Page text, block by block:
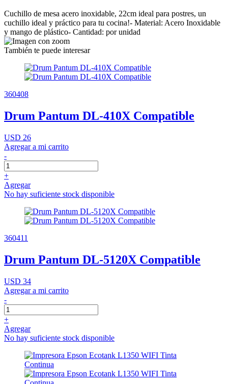
Cuchillo de mesa acero inoxidable, 22cm ideal para postres, un
cuchillo ideal y práctico para tu cocina!- Material: Acero Inoxidable
y mango de plástico- Cantidad: por unidad
También te puede interesar
360408
Drum Pantum DL-410X Compatible
USD 26
Agregar a mi carrito
-
+
Agregar
No hay suficiente stock disponible
360411
Drum Pantum DL-5120X Compatible
USD 34
Agregar a mi carrito
-
+
Agregar
No hay suficiente stock disponible